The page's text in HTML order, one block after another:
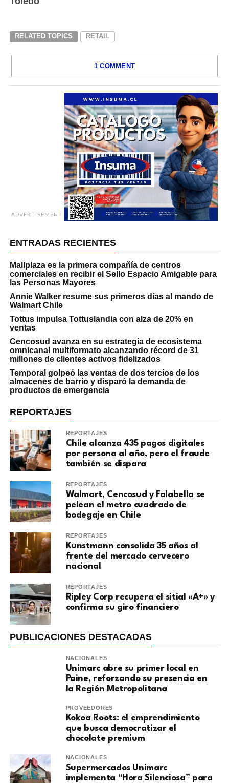
RELATED TOPICS RETAIL
1 COMMENT
ADVERTISEMENT
ENTRADAS RECIENTES
Mallplaza es la primera compañía de centros
comerciales en recibir el Sello Espacio Amigable para
las Personas Mayores
Annie Walker resume sus primeros días al mando de
Walmart Chile
Tottus impulsa Tottuslandia con alza de 20% en
ventas
Cencosud avanza en su estrategia de ecosistema
omnicanal multiformato alcanzando récord de 31
millones de clientes activos fidelizados
Temporal golpeó las ventas de dos tercios de los
almacenes de barrio y disparó la demanda de
productos de emergencia
REPORTAJES
REPORTAJES
Chile alcanza 435 pagos digitales
por persona al año, pero el fraude
también se dispara
REPORTAJES
Walmart, Cencosud y Falabella se
pelean el metro cuadrado de
bodegaje en Chile
REPORTAJES
Kunstmann consolida 35 años al
frente del mercado cervecero
nacional
REPORTAJES
Ripley Corp recupera el sitial «A+» y
confirma su giro financiero
PUBLICACIONES DESTACADAS
NACIONALES
Unimarc abre su primer local en
Paine, reforzando su presencia en
la Región Metropolitana
PROVEEDORES
Kokoa Roots: el emprendimiento
que busca democratizar el
chocolate premium
NACIONALES
Supermercados Unimarc
implementa “Hora Silenciosa” para